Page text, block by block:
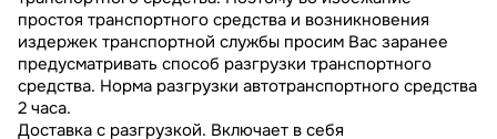
простоя транспортного средства и возникновения
издержек транспортной службы просим Вас заранее
предусматривать способ разгрузки транспортного
средства. Норма разгрузки автотранспортного средства
2 часа.
Доставка с разгрузкой. Включает в себя